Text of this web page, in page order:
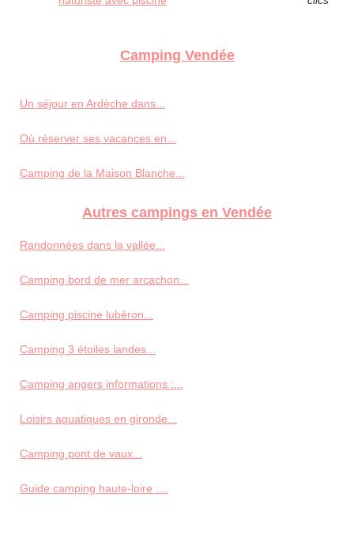
Camping Vendée
Un séjour en Ardèche dans...
Où réserver ses vacances en...
Camping de la Maison Blanche...
Autres campings en Vendée
Randonnées dans la vallée...
Camping bord de mer arcachon...
Camping piscine lubéron...
Camping 3 étoiles landes...
Camping angers informations :...
Loisirs aquatiques en gironde...
Camping pont de vaux...
Guide camping haute-loire :...